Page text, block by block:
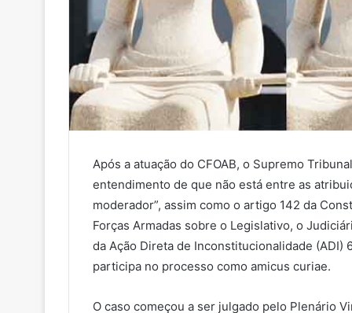
Após a atuação do CFOAB, o Supremo
entendimento de que não está entre as
moderador”, assim como o artigo 142 da
Forças Armadas sobre o Legislativo, o
da Ação Direta de Inconstitucionalidade (ADI)
participa no processo como amicus curiae.
O caso começou a ser julgado pelo Plenário